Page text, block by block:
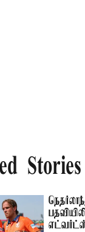
Stories